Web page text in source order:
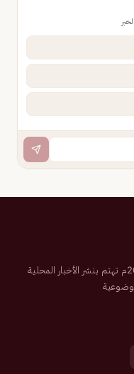
صحيفة إلكترونية سعودية تم تأسيسها عام 2007م تهتم بنشر الأخبار المحلية